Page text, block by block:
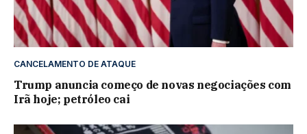
CANCELAMENTO DE ATAQUE
Trump anuncia começo de novas negociações com
Irã hoje; petróleo cai